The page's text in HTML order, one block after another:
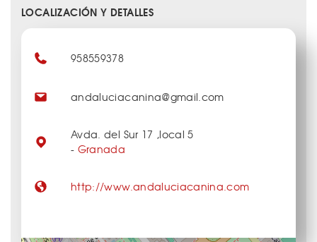
LOCALIZACIÓN Y DETALLES
958559378
andaluciacanina@gmail.com
Avda. del Sur 17 ,local 5
- Granada
http://www.andaluciacanina.com